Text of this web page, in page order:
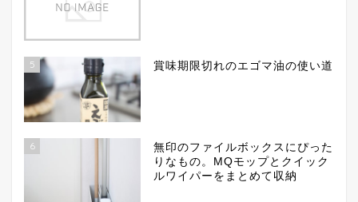
5 賞味期限切れのエゴマ油の使い道
6
無印のファイルボックスにぴった
りなもの。MQモップとクイック
ルワイパーをまとめて収納